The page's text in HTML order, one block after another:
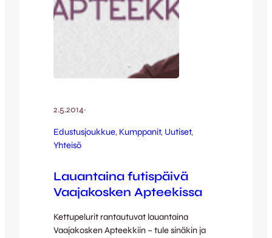
2.5.2014·
Edustusjoukkue, Kumppanit, Uutiset
Yhteisö
Lauantaina futispäivä
Vaajakosken Apteekissa
Kettupelurit rantautuvat lauantaina
Vaajakosken Apteekkiin – tule sinäkin ja